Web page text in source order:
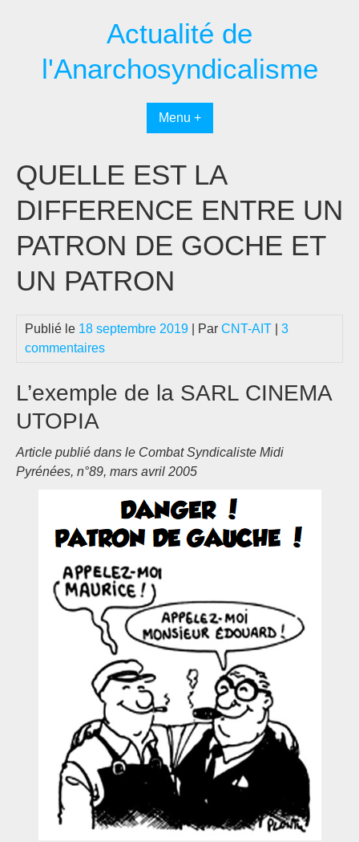
Actualité de
l'Anarchosyndicalisme
Menu +
QUELLE EST LA
DIFFERENCE ENTRE UN
PATRON DE GOCHE ET
UN PATRON
Publié le 18 septembre 2019 | Par CNT-AIT
3
commentaires
L’exemple de la SARL CINEMA
UTOPIA
Article publié dans le Combat Syndicaliste Midi
Pyrénées, n°89, mars avril 2005